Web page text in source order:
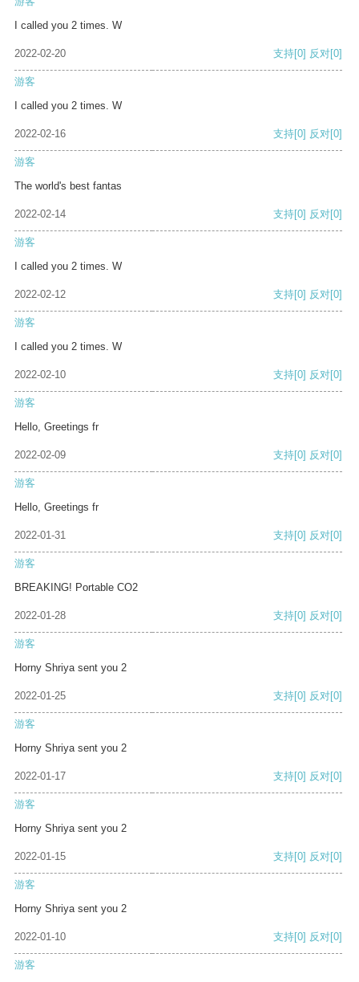
I called you 2 times. W
2022-02-20 支持[0] 反对[0]
游客
I called you 2 times. W
2022-02-16 支持[0] 反对[0]
游客
The world's best fantas
2022-02-14 支持[0] 反对[0]
游客
I called you 2 times. W
2022-02-12 支持[0] 反对[0]
游客
I called you 2 times. W
2022-02-10 支持[0] 反对[0]
游客
Hello, Greetings fr
2022-02-09 支持[0] 反对[0]
游客
Hello, Greetings fr
2022-01-31 支持[0] 反对[0]
游客
BREAKING! Portable CO2
2022-01-28 支持[0] 反对[0]
游客
Horny Shriya sent you 2
2022-01-25 支持[0] 反对[0]
游客
Horny Shriya sent you 2
2022-01-17 支持[0] 反对[0]
游客
Horny Shriya sent you 2
2022-01-15 支持[0] 反对[0]
游客
Horny Shriya sent you 2
2022-01-10 支持[0] 反对[0]
游客